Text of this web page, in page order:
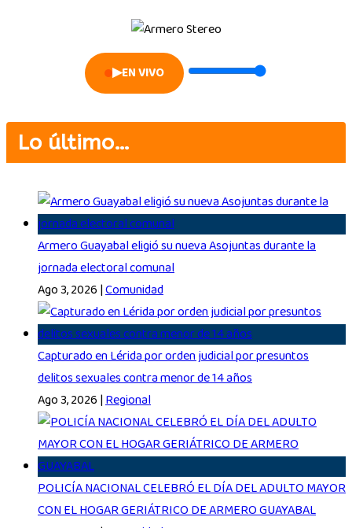
▶EN VIVO
Lo último…
Armero Guayabal eligió su nueva Asojuntas durante la
jornada electoral comunal
Ago 3, 2026|Comunidad
Capturado en Lérida por orden judicial por presuntos
delitos sexuales contra menor de 14 años
Ago 3, 2026|Regional
POLICÍA NACIONAL CELEBRÓ EL DÍA DEL ADULTO MAYOR
CON EL HOGAR GERIÁTRICO DE ARMERO GUAYABAL